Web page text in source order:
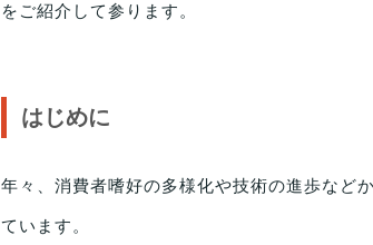
をご紹介して参ります。
はじめに
年々、消費者嗜好の多様化や技術の進歩など
ています。